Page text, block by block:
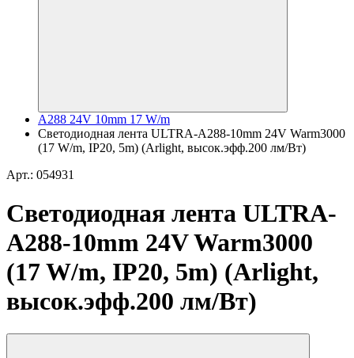
A288 24V 10mm 17 W/m
Светодиодная лента ULTRA-A288-10mm 24V Warm3000
(17 W/m, IP20, 5m) (Arlight, высок.эфф.200 лм/Вт)
Арт.: 054931
Светодиодная лента ULTRA-
A288-10mm 24V Warm3000
(17 W/m, IP20, 5m) (Arlight,
высок.эфф.200 лм/Вт)